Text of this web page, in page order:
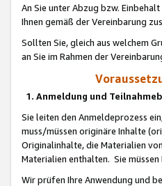
An Sie unter Abzug bzw.
Ihnen gemäß der Vereinbarung
Sollten Sie, gleich aus welchem
an Sie im Rahmen der
1. Anmeldung und
Sie leiten den Anmeldeprozess
muss/müssen originäre Inhalte
Originalinhalte, die Materialien
Materialien enthalten. Sie
Wir prüfen Ihre Anwendung und